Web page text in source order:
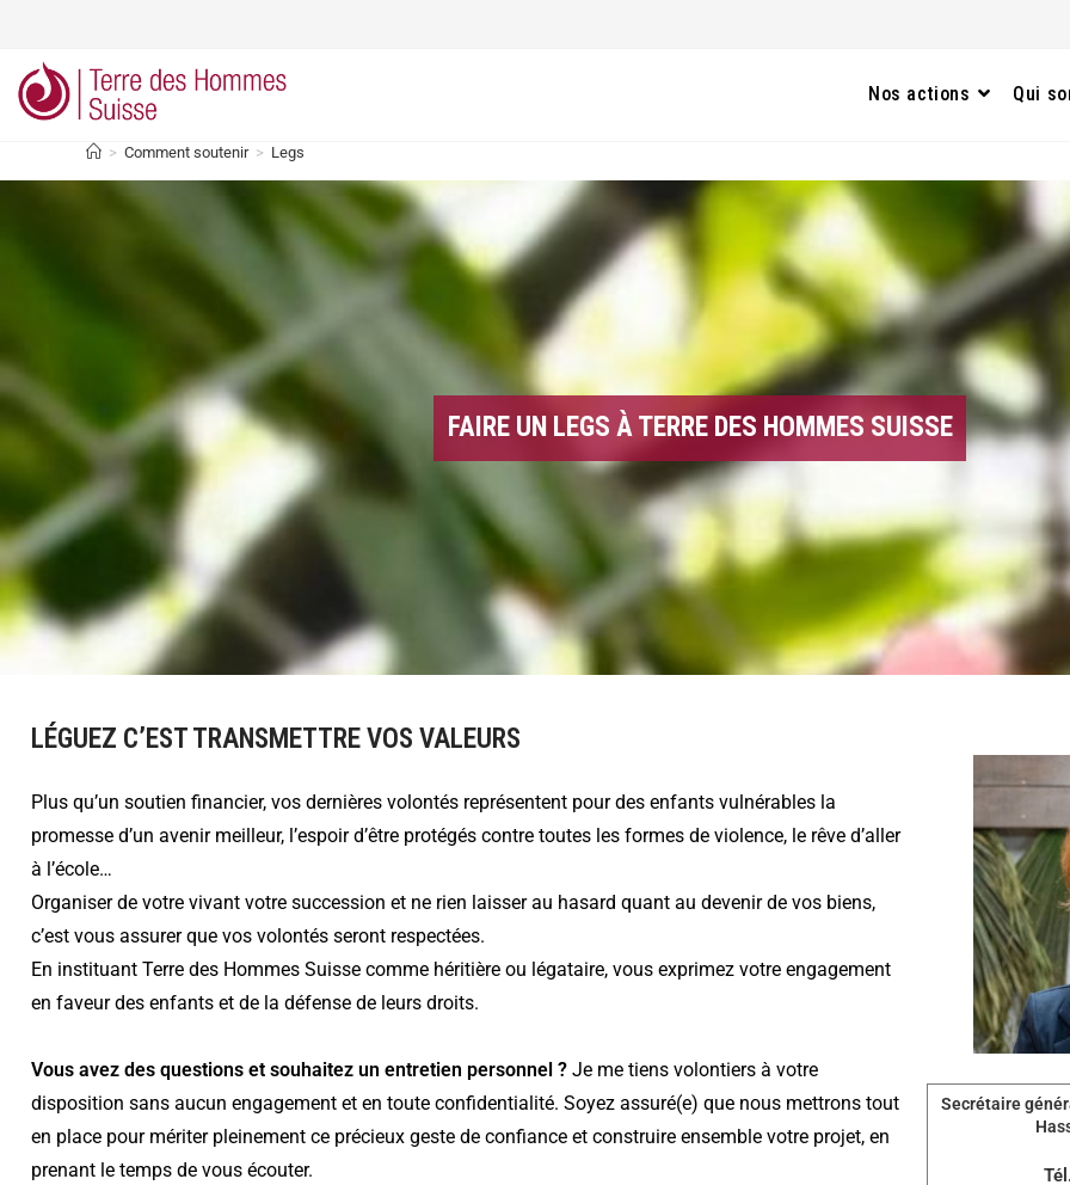
Nos actions Qui
> Comment soutenir > Legs
FAIRE UN LEGS À TERRE DES HOMMES SUISSE
LÉGUEZ C’EST TRANSMETTRE VOS VALEURS
Plus qu’un soutien financier, vos dernières volontés représentent pour des enfants vulnérables la
promesse d’un avenir meilleur, l’espoir d’être protégés contre toutes les formes de violence, le rêve d’aller
à l’école…
Organiser de votre vivant votre succession et ne rien laisser au hasard quant au devenir de vos biens,
c’est vous assurer que vos volontés seront respectées.
En instituant Terre des Hommes Suisse comme héritière ou légataire, vous exprimez votre engagement
en faveur des enfants et de la défense de leurs droits.
Vous avez des questions et souhaitez un entretien personnel ? Je me tiens volontiers à votre
disposition sans aucun engagement et en toute confidentialité. Soyez assuré(e) que nous mettrons tout
en place pour mériter pleinement ce précieux geste de confiance et construire ensemble votre projet, en
prenant le temps de vous écouter.
Secrétaire